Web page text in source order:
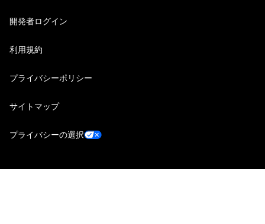
開発者ログイン
利用規約
プライバシーポリシー
サイトマップ
プライバシーの選択